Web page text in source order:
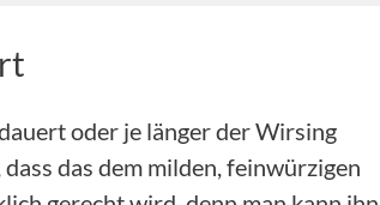
oder je länger der Wirsing
das dem milden, feinwürzigen